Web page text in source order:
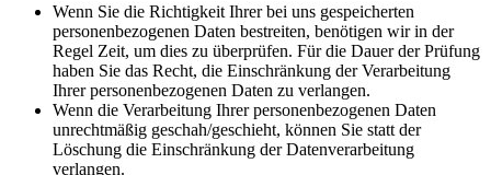
Wenn Sie die Richtigkeit Ihrer bei uns gespeicherten
personenbezogenen Daten bestreiten, benötigen wir in der
Regel Zeit, um dies zu überprüfen. Für die Dauer der Prüfung
haben Sie das Recht, die Einschränkung der Verarbeitung
Ihrer personenbezogenen Daten zu verlangen.
Wenn die Verarbeitung Ihrer personenbezogenen Daten
unrechtmäßig geschah/geschieht, können Sie statt der
Löschung die Einschränkung der Datenverarbeitung
verlangen.